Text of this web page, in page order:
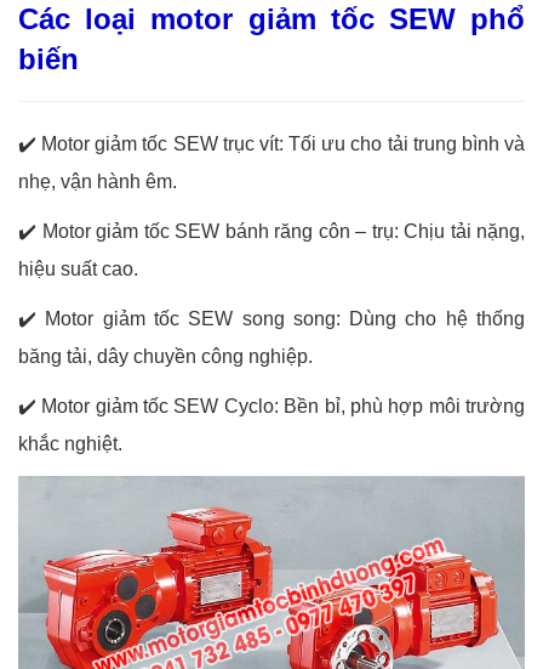
Các loại motor giảm tốc SEW phổ
biến
✔️ Motor giảm tốc SEW trục vít: Tối ưu cho tải trung bình và
nhẹ, vận hành êm.
✔️ Motor giảm tốc SEW bánh răng côn – trụ: Chịu tải nặng,
hiệu suất cao.
✔️ Motor giảm tốc SEW song song: Dùng cho hệ thống
băng tải, dây chuyền công nghiệp.
✔️ Motor giảm tốc SEW Cyclo: Bền bỉ, phù hợp môi trường
khắc nghiệt.